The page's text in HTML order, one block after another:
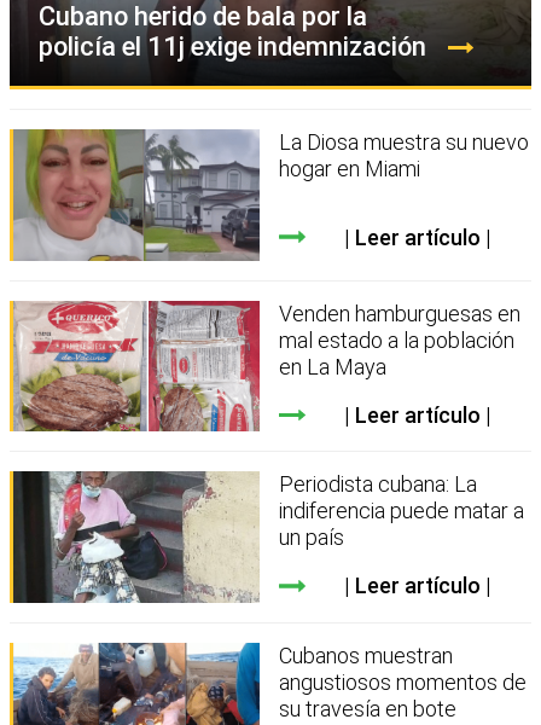
Cubano herido de bala por la
policía el 11j exige indemnización
La Diosa muestra su nuevo
hogar en Miami
Leer artículo
Venden hamburguesas en
mal estado a la población
en La Maya
Leer artículo
Periodista cubana: La
indiferencia puede matar a
un país
Leer artículo
Cubanos muestran
angustiosos momentos de
su travesía en bote